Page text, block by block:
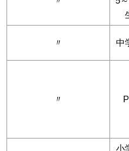
〃 中
〃
小